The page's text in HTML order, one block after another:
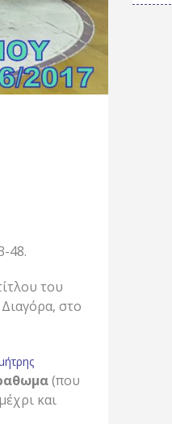
48.
του
στο
(που
και